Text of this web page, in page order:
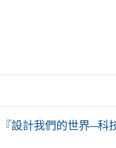
設計我們的世界─科